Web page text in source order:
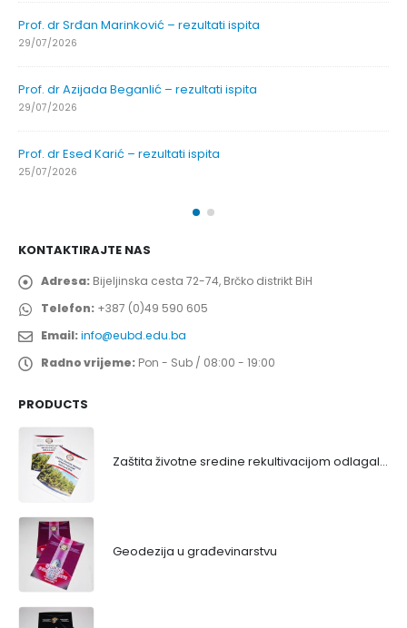
Prof. dr Srđan Marinković – rezultati ispita
29/07/2026
Prof. dr Azijada Beganlić – rezultati ispita
29/07/2026
Prof. dr Esed Karić – rezultati ispita
25/07/2026
KONTAKTIRAJTE NAS
Adresa: Bijeljinska cesta 72-74, Brčko distrikt BiH
Telefon: +387 (0)49 590 605
Email:info@eubd.edu.ba
Radno vrijeme: Pon - Sub / 08:00 - 19:00
PRODUCTS
Zaštita životne sredine rekultivacijom odlagališta
Geodezija u građevinarstvu